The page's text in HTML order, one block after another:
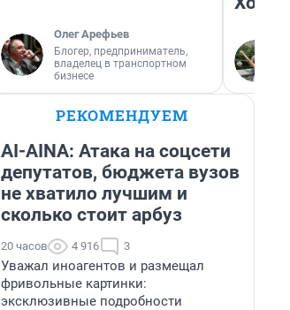
Олег Арефьев
Блогер, предприниматель,
владелец в транспортном
бизнесе
РЕКОМЕНДУЕМ
AI-AINA: Атака на соцсети
депутатов, бюджета вузов
не хватило лучшим и
сколько стоит арбуз
20 часов 4 916 3
Уважал иноагентов и размещал
фривольные картинки:
эксклюзивные подробности